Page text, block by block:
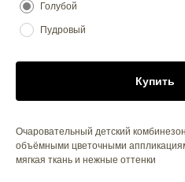
Голубой
Пудровый
Купить
Очаровательный детский
объёмными цветочными
мягкая ткань и нежные оттенки